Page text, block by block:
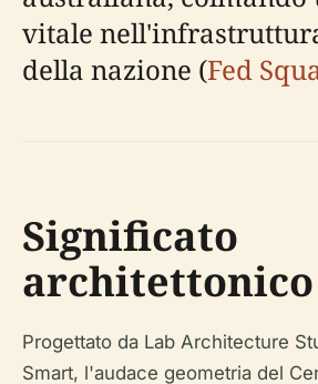
vitale
della nazione (Fed
Significato
architettonico
Progettato da Lab Architecture
Smart, l'audace geometria del